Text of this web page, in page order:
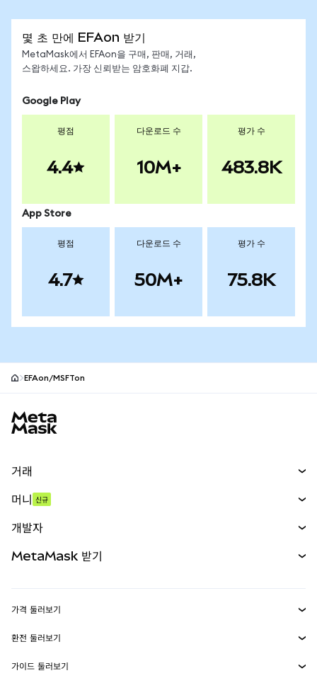
몇 초 만에 EFAon 받기
MetaMask에서 EFAon을 구매, 판매, 거래,
스왑하세요. 가장 신뢰받는 암호화폐 지갑.
Google Play
평점
4.4
다운로드 수
10M+
평가 수
483.8K
App Store
평점
4.7
다운로드 수
50M+
평가 수
75.8K
EFAon/MSFTon
거래
무기한 선물
실물자산
머니 신규
개발자
MetaMask Connect
Snaps
MetaMask 받기
보안
가격 둘러보기
이더리움 가격
솔라나 가격
환전 둘러보기
ETH를 USD로 환전
가이드 둘러보기